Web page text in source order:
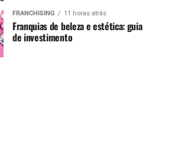
FRANCHISING 11 horas atrás
Franquias de beleza e estética: guia
de investimento